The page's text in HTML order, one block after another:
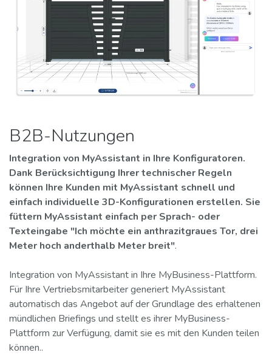
B2B-Nutzungen
Integration von MyAssistant in Ihre Konfiguratoren.
Dank Berücksichtigung Ihrer technischer Regeln
können Ihre Kunden mit MyAssistant schnell und
einfach individuelle 3D-Konfigurationen erstellen. Sie
füttern MyAssistant einfach per Sprach- oder
Texteingabe "Ich möchte ein anthrazitgraues Tor, drei
Meter hoch anderthalb Meter breit".
Integration von MyAssistant in Ihre MyBusiness-Plattform.
Für Ihre Vertriebsmitarbeiter generiert MyAssistant
automatisch das Angebot auf der Grundlage des erhaltenen
mündlichen Briefings und stellt es ihrer MyBusiness-
Plattform zur Verfügung, damit sie es mit den Kunden teilen
können..